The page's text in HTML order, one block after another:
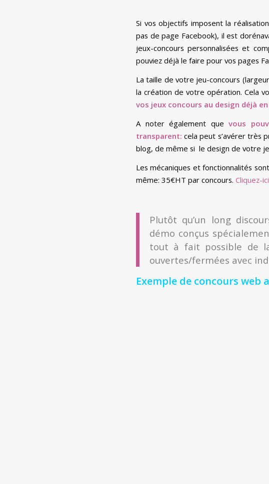
Si vos objectifs imposent la
pas de page Facebook), il est
jeux-concours personnalisées et
pouviez déjà le faire pour vos pages
La taille de votre jeu-concours
la création de votre opération. Cela
vos jeux concours au design déjà
A noter également quevous
transparent: cela peut s’avérer très
blog, de même si le design de votre
Les mécaniques et fonctionnalités
même: 35€HT par concours. Cliquez-
Plutôt qu’un long
démo conçus
tout à fait possible de
ouvertes/fermées avec
Exemple de concours web